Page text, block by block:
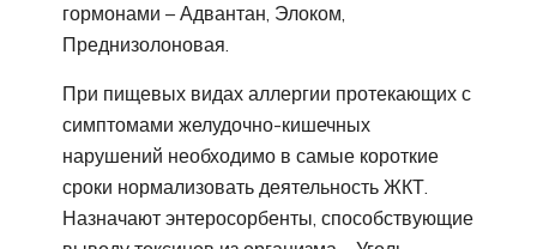
гормонами – Адвантан, Элоком,
Преднизолоновая.
При пищевых видах аллергии протекающих с
симптомами желудочно-кишечных
нарушений необходимо в самые короткие
сроки нормализовать деятельность ЖКТ.
Назначают энтеросорбенты, способствующие